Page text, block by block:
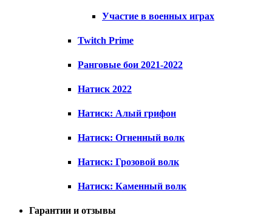
Участие в военных играх
Twitch Prime
Ранговые бои 2021-2022
Натиск 2022
Натиск: Алый грифон
Натиск: Огненный волк
Натиск: Грозовой волк
Натиск: Каменный волк
Гарантии и отзывы